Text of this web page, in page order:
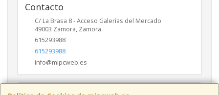
Contacto
C/ La Brasa 8 - Acceso Galerías del Mercado
49003 Zamora, Zamora
615293988
615293988
info@mipcweb.es